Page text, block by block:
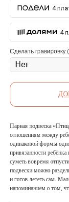
4
4
Сделать гравировку
Парная подвеска
отношениям между
одинаковой формы
привязанности
суметь вовремя
подвески можно
и готов лететь сам.
напоминанием о том,